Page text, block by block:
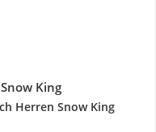
King
Herren Snow King